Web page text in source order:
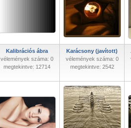
Kalibrációs ábra
vélemények száma: 0
megtekintve: 12714
Karácsony (javított)
vélemények száma: 0
megtekintve: 2542